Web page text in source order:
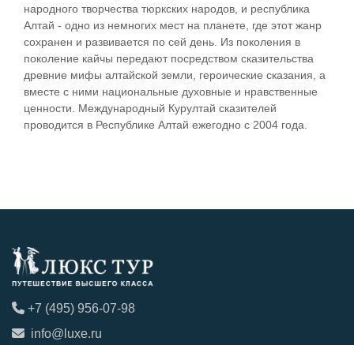
народного творчества тюркских народов, и республика
Алтай - одно из немногих мест на планете, где этот жанр
сохранен и развивается по сей день. Из поколения в
поколение кайчы передают посредством сказительства
древние мифы алтайской земли, героические сказания, а
вместе с ними национальные духовные и нравственные
ценности. Международный Курултай сказителей
проводится в Республике Алтай ежегодно с 2004 года.
+7 (495) 956-07-98
info@luxe.ru